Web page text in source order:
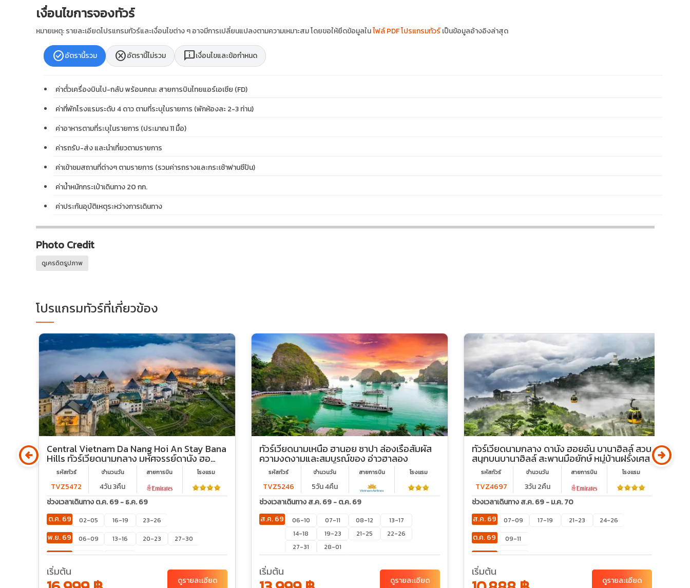
เงื่อนไขการจองทัวร์
หมายเหตุ: รายละเอียดโปรแกรมทัวร์และเงื่อนไขต่าง ๆ อาจมีการเปลี่ยนแปลงตามความเหมาะสม โดยขอให้ยึดข้อมูลในไฟล์ PDF โปรแกรมทัวร์เป็นข้อมูลอ้างอิงล่าสุด
check_circleอัตรานี้รวม cancelอัตรานี้ไม่รวม chat_infoเงื่อนไขและข้อกำหนด
ค่าตั๋วเครื่องบินไป-กลับ พร้อมคณะ สายการบินไทยแอร์เอเชีย (FD)
ค่าที่พักโรงแรมระดับ 4 ดาว ตามที่ระบุในรายการ (พักห้องละ 2-3 ท่าน)
ค่าอาหารตามที่ระบุในรายการ (ประมาณ 11 มื้อ)
ค่ารถรับ-ส่ง และนำเที่ยวตามรายการ
ค่าเข้าชมสถานที่ต่างๆ ตามรายการ (รวมค่ารถรางและกระเช้าฟานซีปัน)
ค่าน้ำหนักกระเป๋าเดินทาง 20 กก.
ค่าประกันอุบัติเหตุระหว่างการเดินทาง
Photo Credit
ดูเครดิตรูปภาพ
โปรแกรมทัวร์ที่เกี่ยวข้อง
Central Vietnam Da Nang Hoi An Stay Bana
Hills ทัวร์เวียดนามกลาง มหัศจรรย์ดานัง ฮอ
ยอัน บานาฮิลล์ (พักบานาฮิลล์ 2 คืน)
รหัสทัวร์
TVZ5472
จำนวนวัน
4วัน 3คืน
สายการบิน โรงเเรม
ช่วงเวลาเดินทาง ต.ค. 69 - ธ.ค. 69
ต.ค. 69
02-05 16-19 23-26
พ.ย. 69 06-09 13-16 20-23 27-30
ธ.ค. 69 04-07 18-21
เริ่มต้น
ดูรายละเอียด
ทัวร์เวียดนามเหนือ ฮานอย ซาปา ล่องเรือสัมผัส
ความงดงามและสมบูรณ์ของ อ่าวฮาลอง
รหัสทัวร์
TVZ5246
จำนวนวัน
5วัน 4คืน
สายการบิน โรงเเรม
ช่วงเวลาเดินทาง ส.ค. 69 - ต.ค. 69
ส.ค. 69
06-10 07-11 08-12
13-17
14-18
19-23 21-25
22-26
27-31
28-01
ก.ย. 69
12-16
19-23
เริ่มต้น
ดูรายละเอียด
ทัวร์เวียดนามกลาง ดานัง ฮอยอัน บานาฮิลล์ สวน
สนุกบนบานาฮิลล์ สะพานมือยักษ์ หมู่บ้านฝรั่งเศส
รหัสทัวร์
TVZ4697
จำนวนวัน
3วัน 2คืน
สายการบิน โรงเเรม
ช่วงเวลาเดินทาง ส.ค. 69 - ม.ค. 70
ส.ค. 69
07-09 17-19 21-23 24-26
ต.ค. 69 09-11
พ.ย. 69 27-29
ธ.ค. 69
เริ่มต้น
ดูรายละเอียด
arrow_circle_left arrow_circle_right